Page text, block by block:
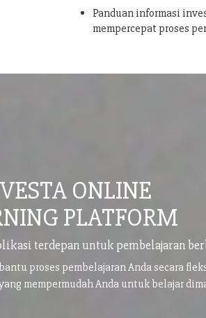
Panduan informasi
mempercepat proses
ONLINE
PLATFORM
terdepan untuk pembelajaran
proses pembelajaran Anda secara
mempermudah Anda untuk belajar